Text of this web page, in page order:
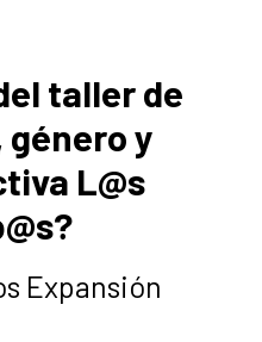
taller de
y
L@s
Expansión